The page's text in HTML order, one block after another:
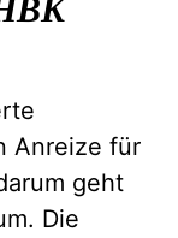
Anreize für
geht
Die